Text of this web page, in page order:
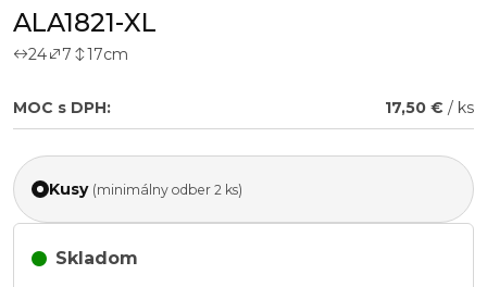
ALA1821-XL
24 7 17cm
MOC s DPH: 17,50 € / ks
Kusy (minimálny odber 2 ks)
Skladom